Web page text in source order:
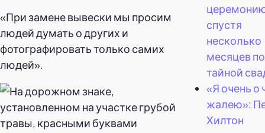
«При замене вывески мы просим
людей думать о других и
фотографировать только самих
людей».
спустя
несколько
месяцев
тайной
«Я очень о
жалею»:
Хилтон